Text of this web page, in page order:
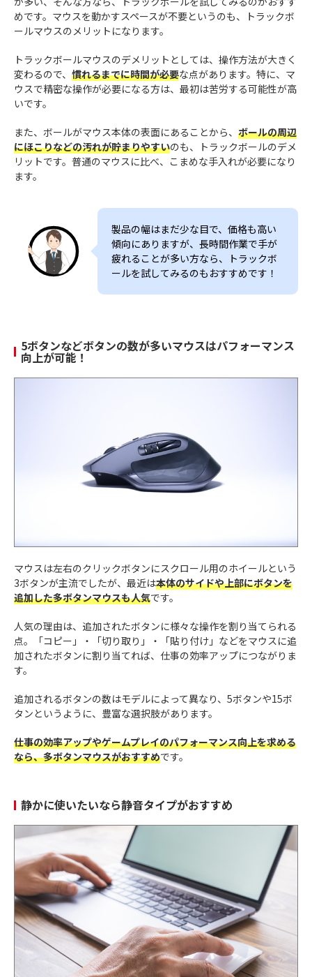
めです。マウスを動かすスペースが不要というのも、トラックボ
ールマウスのメリットになります。
トラックボールマウスのデメリットとしては、操作方法が大きく
変わるので、 慣れるまでに時間が必要な点があります。特に、マ
ウスで精密な操作が必要になる方は、最初は苦労する可能性が高
いです。
また、ボールがマウス本体の表面にあることから、 ボールの周辺
にほこりなどの汚れが貯まりやすいのも、トラックボールのデメ
リットです。普通のマウスに比べ、こまめな手入れが必要になり
ます。
製品の幅はまだ少な目で、価格も高い
傾向にありますが、長時間作業で手が
疲れることが多い方なら、トラックボ
ールを試してみるのもおすすめです！
5ボタンなどボタンの数が多いマウスはパフォーマンス
向上が可能！
マウスは左右のクリックボタンにスクロール用のホイールという
3ボタンが主流でしたが、最近は本体のサイドや上部にボタンを
追加した多ボタンマウスも人気です。
人気の理由は、追加されたボタンに様々な操作を割り当てられる
点。「コピー」・「切り取り」・「貼り付け」などをマウスに追
加されたボタンに割り当てれば、仕事の効率アップにつながりま
す。
追加されるボタンの数はモデルによって異なり、5ボタンや15ボ
タンというように、豊富な選択肢があります。
仕事の効率アップやゲームプレイのパフォーマンス向上を求める
なら、多ボタンマウスがおすすめです。
静かに使いたいなら静音タイプがおすすめ